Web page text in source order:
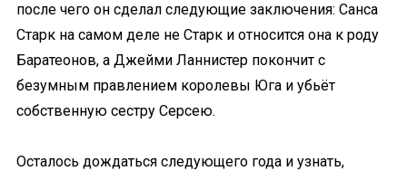
после чего он сделал следующие заключения: Санcа
Старк на самом деле не Старк и относится она к роду
Баратеонов, а Джейми Ланнистер покончит с
безумным правлением королевы Юга и убьёт
собственную сестру Серсею.
Осталось дождаться следующего года и узнать,